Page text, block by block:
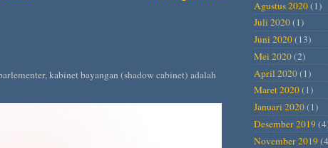
kabinet bayangan (shadow cabinet) adalah
Agustus 2020(1)
Juli 2020(1)
Juni 2020(13)
Mei 2020(2)
April 2020(1)
Maret 2020(1)
Januari 2020(1)
Desember 2019
November 2019